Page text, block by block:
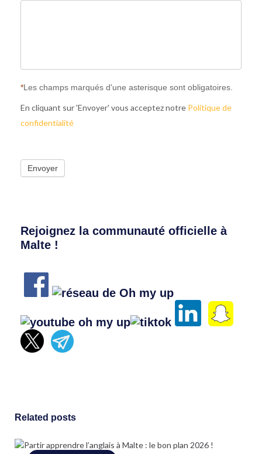
*Les champs marqués d'une asterisque sont obligatoires.
En cliquant sur 'Envoyer' vous acceptez notre Politique de
confidentialité
Envoyer
Rejoignez la communauté officielle à
Malte !
Related posts